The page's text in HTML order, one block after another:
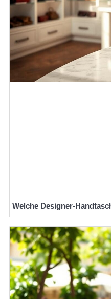
Welche Designer-